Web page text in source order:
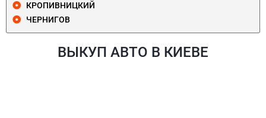
КРОПИВНИЦКИЙ
ЧЕРНИГОВ
ВЫКУП АВТО В КИЕВЕ